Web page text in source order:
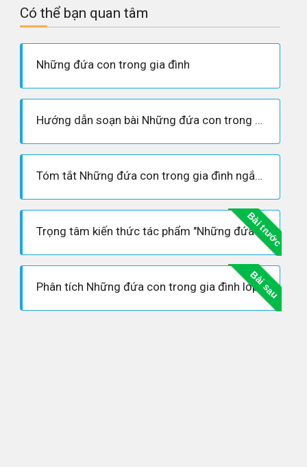
Có thể bạn quan tâm
Những đứa con trong gia đình
Hướng dẫn soạn bài Những đứa con trong gia đình - Nguyễn Thi
Tóm tắt Những đứa con trong gia đình ngắn nhất - Ngữ văn 12
Bài trước
Trọng tâm kiến thức tác phẩm "Những đứa con trong gia đình" (Nguyễn Thi)
Bài sau
Phân tích Những đứa con trong gia đình lớp 12